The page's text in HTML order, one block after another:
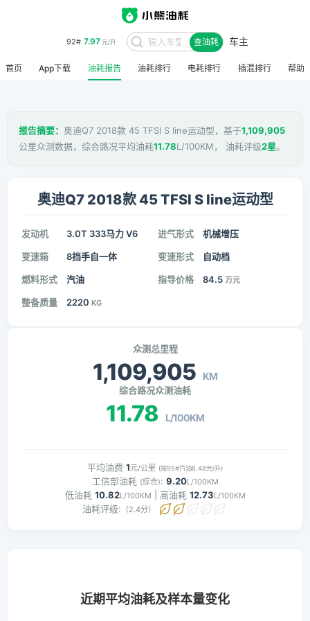
92# 7.97元/升 查油耗 车主
首页 App下载 油耗报告 油耗排行 电耗排行 插混排行 帮助
报告摘要： 奥迪Q7 2018款 45 TFSI S line运动型，基于1,109,905
公里众测数据，综合路况平均油耗11.78L/100KM， 油耗评级2星。
奥迪Q7 2018款 45 TFSI S line运动型
发动机 3.0T 333马力 V6 进气形式 机械增压
变速箱 8挡手自一体 变速形式 自动档
燃料形式 汽油 指导价格 84.5 万元
整备质量 2220 KG
众测总里程
1,109,905 KM
综合路况众测油耗
11.78 L/100KM
平均油费 1元/公里 (按95#汽油8.48元/升)
工信部油耗 (综合): 9.20L/100KM
低油耗 10.82L/100KM | 高油耗 12.73L/100KM
油耗评级: （2.4分）